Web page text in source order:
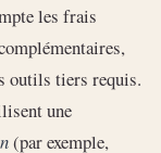
les frais
outils tiers requis.
une
(par exemple,